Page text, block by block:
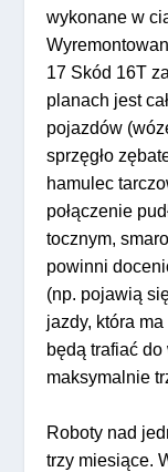
wykonane w
17 Skód 16T
planach jest
pojazdów
sprzęgło
hamulec
połączenie
tocznym,
powinni
(np. pojawią
jazdy, która
będą trafiać
maksymalnie
Roboty nad
trzy miesiące.